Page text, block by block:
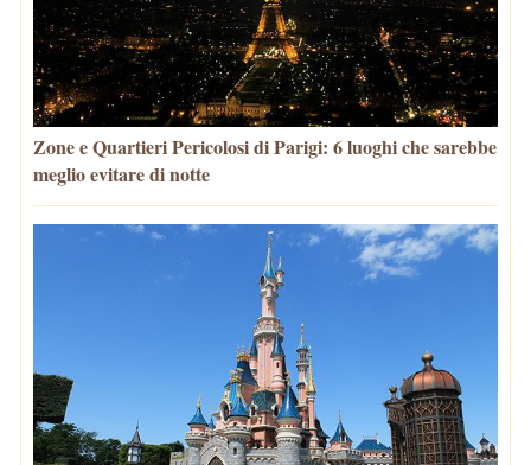
Zone e Quartieri Pericolosi di Parigi: 6 luoghi che sarebbe
meglio evitare di notte